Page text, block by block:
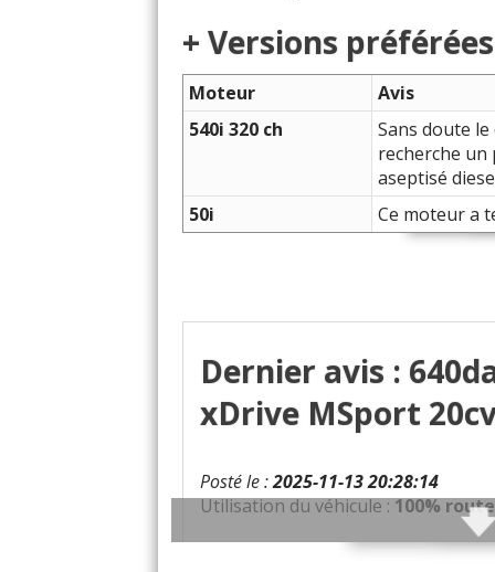
+ Versions préférées
Moteur
Avis
540i 320 ch
Sans doute
recherche un
aseptisé
50i
Ce moteur a
Dernier avis :
xDrive MSport
Posté le :2025-11-13 20:28:14
Utilisation du véhicule :100% route